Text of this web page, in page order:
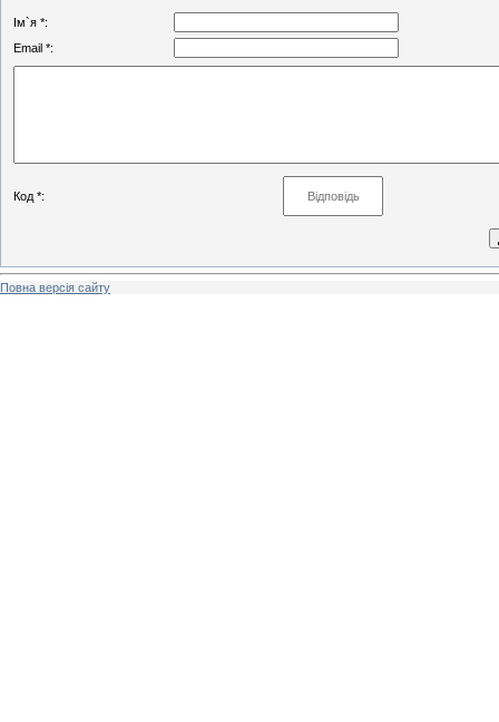
Ім`я *:
Email *:
Код *:
Повна версія сайту